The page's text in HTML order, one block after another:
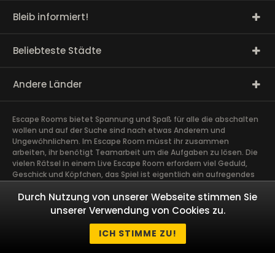
Bleib informiert!
Beliebteste Städte
Andere Länder
Escape Rooms bietet Spannung und Spaß für alle die abschalten
wollen und auf der Suche sind nach etwas Anderem und
Ungewöhnlichem. Im Escape Room müsst ihr zusammen
arbeiten, ihr benötigt Teamarbeit um die Aufgaben zu lösen. Die
vielen Rätsel in einem Live Escape Room erfordern viel Geduld,
Geschick und Köpfchen, das Spiel ist eigentlich ein aufregendes
andere Firmen Events geeignet. Das spannendste Teamevent,
das ihr je erlebt habt schweißt Euch zusammen. Taucht ab in
fesselnde Geschichten und löst gemeinsam als Team
Durch Nutzung von unserer Webseite stimmen Sie
unserer Verwendung von Cookies zu.
ICH STIMME ZU!